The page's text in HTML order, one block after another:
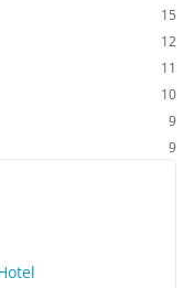
15
12
11
10
9
9